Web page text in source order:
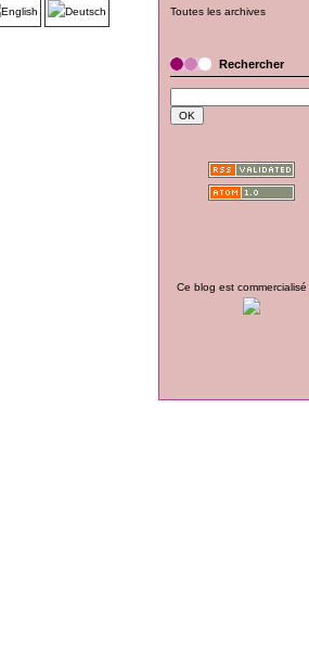
Toutes les archives
Rechercher
Ce blog est commercialisé